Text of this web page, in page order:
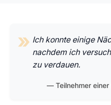
Ich konnte einige
nachdem ich
zu verdauen.
Teilnehmer